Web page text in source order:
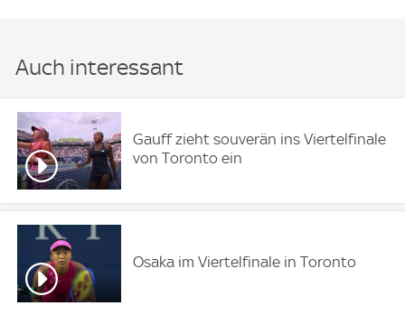
Auch interessant
Gauff zieht souverän ins Viertelfinale
von Toronto ein
Osaka im Viertelfinale in Toronto